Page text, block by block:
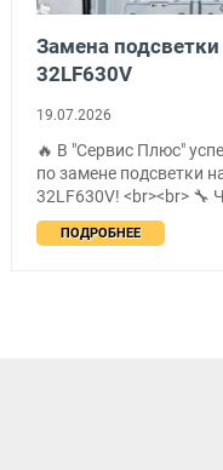
Замена подсветки
32LF630V
19.07.2026
🔥 В "Сервис Плюс"
по замене подсветки
32LF630V! <br><br> 🔧
ПОДРОБНЕЕ